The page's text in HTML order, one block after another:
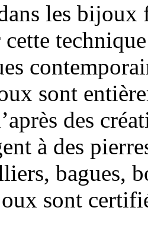
les bijoux
cette
sont
des
à des
bagues,
sont